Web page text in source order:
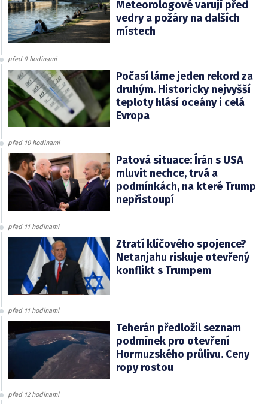
Meteorologové varují před
vedry a požáry na dalších
místech
před 9 hodinami
Počasí láme jeden rekord za
druhým. Historicky nejvyšší
teploty hlásí oceány i celá
Evropa
před 10 hodinami
Patová situace: Írán s USA
mluvit nechce, trvá a
podmínkách, na které Trump
nepřistoupí
před 11 hodinami
Ztratí klíčového spojence?
Netanjahu riskuje otevřený
konflikt s Trumpem
před 11 hodinami
Teherán předložil seznam
podmínek pro otevření
Hormuzského průlivu. Ceny
ropy rostou
před 12 hodinami